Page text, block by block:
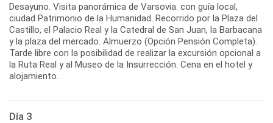
Desayuno. Visita panorámica de Varsovia. con guía local,
ciudad Patrimonio de la Humanidad. Recorrido por la Plaza del
Castillo, el Palacio Real y la Catedral de San Juan, la Barbacana
y la plaza del mercado. Almuerzo (Opción Pensión Completa).
Tarde libre con la posibilidad de realizar la excursión opcional a
la Ruta Real y al Museo de la Insurrección. Cena en el hotel y
alojamiento.
Día 3